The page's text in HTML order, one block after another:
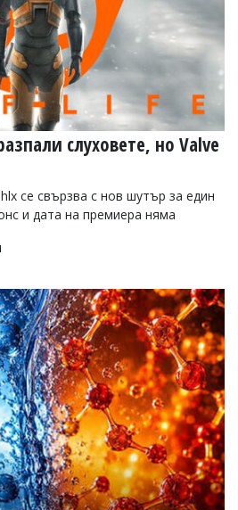
слуховете, но Valve
се свързва с нов шутър за един
и дата на премиера няма